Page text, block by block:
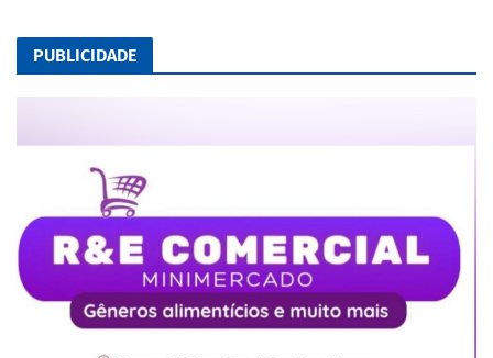
PUBLICIDADE